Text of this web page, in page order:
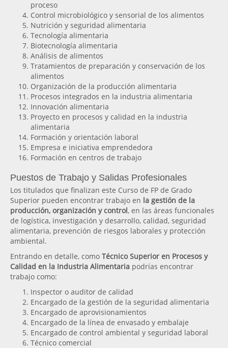
proceso
Control microbiológico y sensorial de los alimentos
Nutrición y seguridad alimentaria
Tecnología alimentaria
Biotecnología alimentaria
Análisis de alimentos
Tratamientos de preparación y conservación de los
alimentos
Organización de la producción alimentaria
Procesos integrados en la industria alimentaria
Innovación alimentaria
Proyecto en procesos y calidad en la industria
alimentaria
Formación y orientación laboral
Empresa e iniciativa emprendedora
Formación en centros de trabajo
Puestos de Trabajo y Salidas Profesionales
Los titulados que finalizan este Curso de FP de Grado
Superior pueden encontrar trabajo en la gestión de la
producción, organización y control, en las áreas funcionales
de logística, investigación y desarrollo, calidad, seguridad
alimentaria, prevención de riesgos laborales y protección
ambiental.
Entrando en detalle, como Técnico Superior en Procesos y
Calidad en la Industria Alimentaria podrías encontrar
trabajo como:
Inspector o auditor de calidad
Encargado de la gestión de la seguridad alimentaria
Encargado de aprovisionamientos
Encargado de la línea de envasado y embalaje
Encargado de control ambiental y seguridad laboral
Técnico comercial